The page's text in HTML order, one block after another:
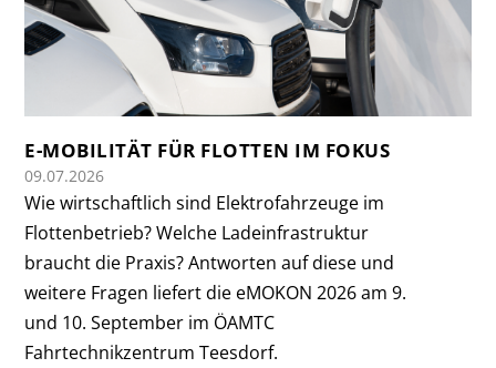
E-MOBILITÄT FÜR FLOTTEN IM FOKUS
09.07.2026
Wie wirtschaftlich sind Elektrofahrzeuge im
Flottenbetrieb? Welche Ladeinfrastruktur
braucht die Praxis? Antworten auf diese und
weitere Fragen liefert die eMOKON 2026 am 9.
und 10. September im ÖAMTC
Fahrtechnikzentrum Teesdorf.